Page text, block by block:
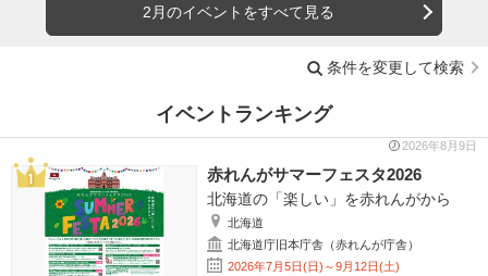
2月のイベントをすべて見る
条件を変更して検索
イベントランキング
2026年8月9日
赤れんがサマーフェスタ2026
北海道の「楽しい」を赤れんがから
北海道
北海道庁旧本庁舎（赤れんが庁舎）
2026年7月5日(日)～9月12日(土)